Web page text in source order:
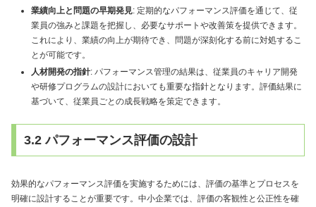
業績向上と問題の早期発見: 定期的なパフォーマンス評価を通じて、従
業員の強みと課題を把握し、必要なサポートや改善策を提供できます。
これにより、業績の向上が期待でき、問題が深刻化する前に対処するこ
とが可能です。
人材開発の指針: パフォーマンス管理の結果は、従業員のキャリア開発
や研修プログラムの設計においても重要な指針となります。評価結果に
基づいて、従業員ごとの成長戦略を策定できます。
3.2 パフォーマンス評価の設計
効果的なパフォーマンス評価を実施するためには、評価の基準とプロセスを
明確に設計することが重要です。中小企業では、評価の客観性と公正性を確